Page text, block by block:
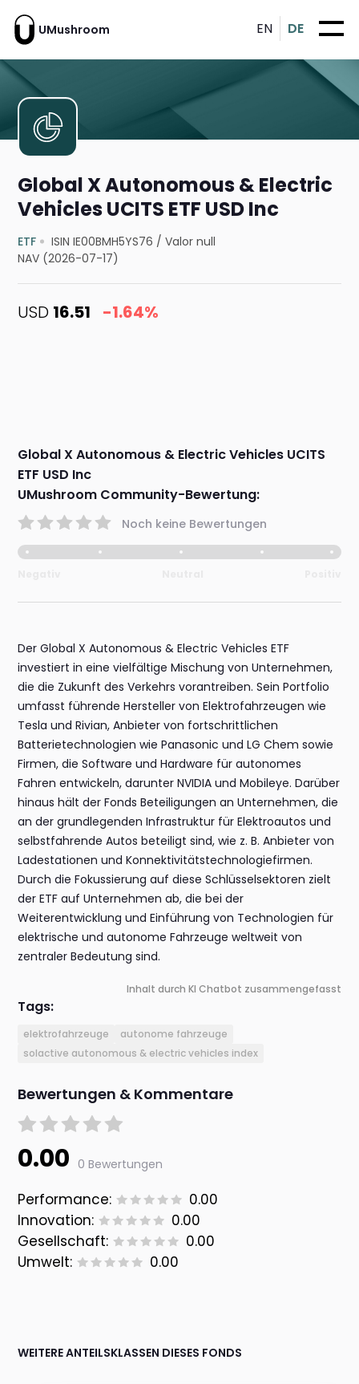
UMushroom EN DE
Global X Autonomous & Electric
Vehicles UCITS ETF USD Inc
ETF ISIN IE00BMH5YS76 /Valor null
NAV (2026-07-17)
USD 16.51 -1.64%
Global X Autonomous & Electric Vehicles UCITS
ETF USD Inc
UMushroom Community-Bewertung:
Noch keine Bewertungen
Der Global X Autonomous & Electric Vehicles ETF
investiert in eine vielfältige Mischung von Unternehmen,
die die Zukunft des Verkehrs vorantreiben. Sein Portfolio
umfasst führende Hersteller von Elektrofahrzeugen wie
Tesla und Rivian, Anbieter von fortschrittlichen
Batterietechnologien wie Panasonic und LG Chem sowie
Firmen, die Software und Hardware für autonomes
Fahren entwickeln, darunter NVIDIA und Mobileye. Darüber
hinaus hält der Fonds Beteiligungen an Unternehmen, die
an der grundlegenden Infrastruktur für Elektroautos und
selbstfahrende Autos beteiligt sind, wie z. B. Anbieter von
Ladestationen und Konnektivitätstechnologiefirmen.
Durch die Fokussierung auf diese Schlüsselsektoren zielt
der ETF auf Unternehmen ab, die bei der
Weiterentwicklung und Einführung von Technologien für
elektrische und autonome Fahrzeuge weltweit von
zentraler Bedeutung sind.
Inhalt durch KI Chatbot zusammengefasst
Tags:
elektrofahrzeuge
autonome fahrzeuge
solactive autonomous & electric vehicles index
Bewertungen & Kommentare
0.00 0 Bewertungen
Performance:
0.00
Innovation:
0.00
Gesellschaft:
0.00
Umwelt:
0.00
WEITERE ANTEILSKLASSEN DIESES FONDS